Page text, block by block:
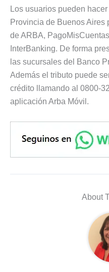
Los usuarios pueden
Provincia de Buenos Aires
de ARBA,
InterBanking. De forma
las sucursales del Banco
Además el tributo puede
crédito llamando al 0800-
aplicación Arba Móvil.
About